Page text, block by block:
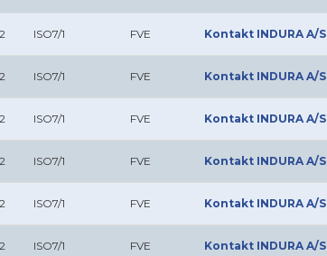
ISO7/1 FVE Kontakt INDURA A/S
ISO7/1 FVE Kontakt INDURA A/S
ISO7/1 FVE Kontakt INDURA A/S
ISO7/1 FVE Kontakt INDURA A/S
ISO7/1 FVE Kontakt INDURA A/S
ISO7/1 FVE Kontakt INDURA A/S